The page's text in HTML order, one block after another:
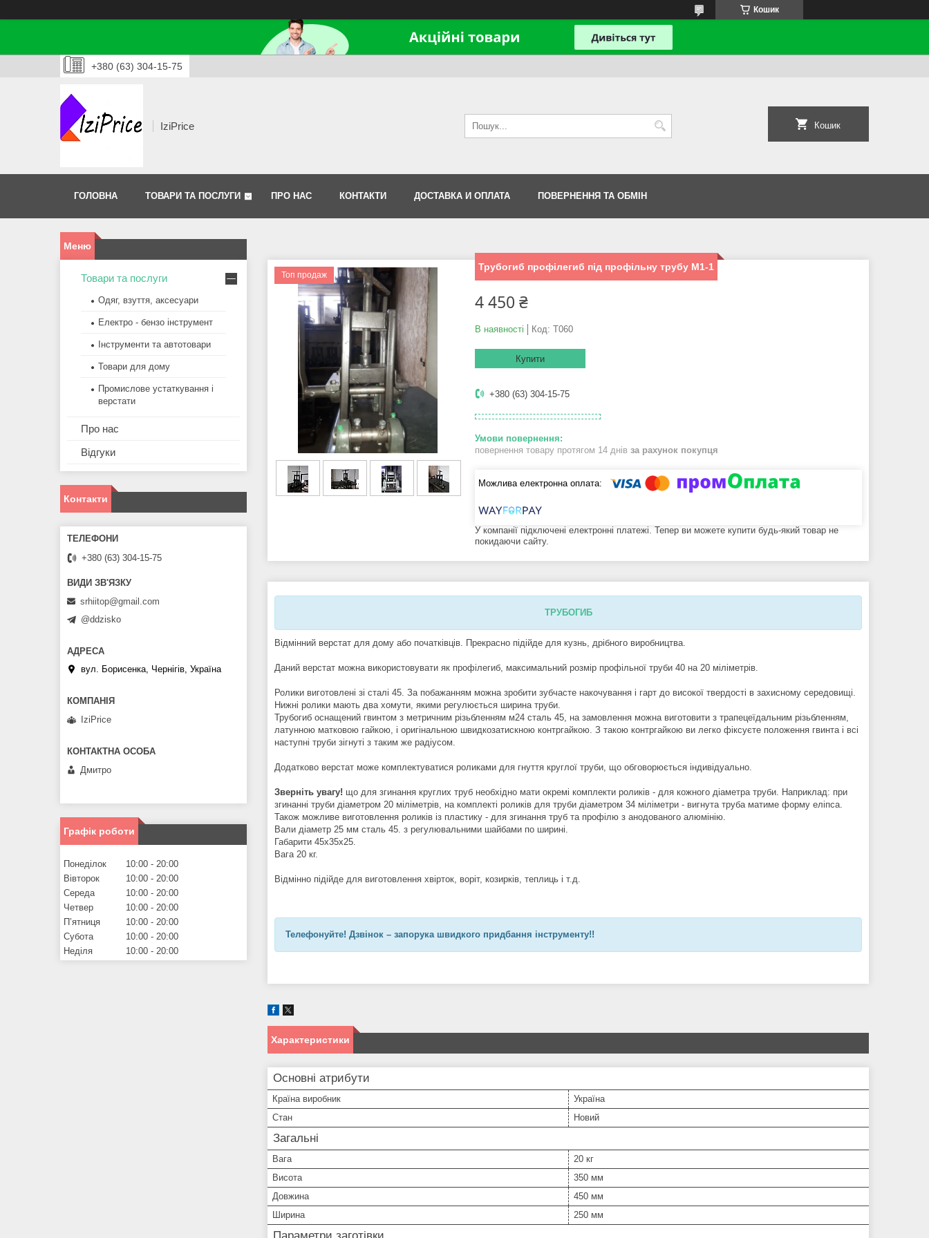
Кошик
+380 (63) 304-15-75
IziPrice Кошик
ГОЛОВНА ТОВАРИ ТА ПОСЛУГИ ПРО НАС КОНТАКТИ ДОСТАВКА И ОПЛАТА ПОВЕРНЕННЯ ТА ОБМІН
Топ продаж
Трубогиб профілегиб під профільну трубу М1-1
4 450 ₴
В наявності Код: Т060
Купити
+380 (63) 304-15-75
повернення товару протягом 14 днів за рахунок покупця
У компанії підключені електронні платежі. Тепер ви можете купити будь-який товар не
покидаючи сайту.
ТРУБОГИБ
Відмінний верстат для дому або початківців. Прекрасно підійде для кузнь, дрібного виробництва.
Даний верстат можна використовувати як профілегиб, максимальний розмір профільної труби 40 на 20 міліметрів.
Ролики виготовлені зі сталі 45. За побажанням можна зробити зубчасте накочування і гарт до високої твердості в захисному середовищі.
Нижні ролики мають два хомути, якими регулюється ширина труби.
Трубогиб оснащений гвинтом з метричним різьбленням м24 сталь 45, на замовлення можна виготовити з трапецеїдальним різьбленням,
латунною матковою гайкою, і оригінальною швидкозатискною контргайкою. З такою контргайкою ви легко фіксуєте положення гвинта і всі
наступні труби зігнуті з таким же радіусом.
Додатково верстат може комплектуватися роликами для гнуття круглої труби, що обговорюється індивідуально.
Зверніть увагу! що для згинання круглих труб необхідно мати окремі комплекти роликів - для кожного діаметра труби. Наприклад: при
згинанні труби діаметром 20 міліметрів, на комплекті роликів для труби діаметром 34 міліметри - вигнута труба матиме форму еліпса.
Також можливе виготовлення роликів із пластику - для згинання труб та профілю з анодованого алюмінію.
Вали діаметр 25 мм сталь 45. з регулювальними шайбами по ширині.
Габарити 45х35х25.
Вага 20 кг.
Відмінно підійде для виготовлення хвірток, воріт, козирків, теплиць і т.д.
Телефонуйте! Дзвінок – запорука швидкого придбання інструменту!!
Характеристики
Основні атрибути
Країна виробник
Україна
Стан
Новий
Загальні
Вага
20 кг
Висота
350 мм
Довжина
450 мм
Ширина
250 мм
Товари та послуги
Одяг, взуття, аксесуари
Електро - бензо інструмент
Інструменти та автотовари
Товари для дому
Промислове устаткування і
верстати
Про нас
Відгуки
Контакти
+380 (63) 304-15-75
srhiitop@gmail.com
@ddzisko
вул. Борисенка, Чернігів, Україна
IziPrice
Дмитро
Графік роботи
Понеділок 10:00
20:00
Вівторок
10:00
20:00
Середа
10:00
20:00
Четвер
10:00
20:00
Пʼятниця
10:00
20:00
Субота
10:00
20:00
Неділя
10:00 20:00